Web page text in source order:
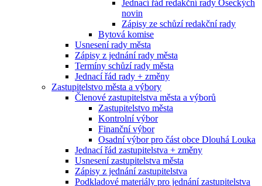
Jednací řád redakční rady Oseckých
novin
Zápisy ze schůzí redakční rady
Bytová komise
Usnesení rady města
Zápisy z jednání rady města
Termíny schůzí rady města
Jednací řád rady + změny
Zastupitelstvo města a výbory
Členové zastupitelstva města a výborů
Zastupitelstvo města
Kontrolní výbor
Finanční výbor
Osadní výbor pro část obce Dlouhá Louka
Jednací řád zastupitelstva + změny
Usnesení zastupitelstva města
Zápisy z jednání zastupitelstva
Podkladové materiály pro jednání zastupitelstva